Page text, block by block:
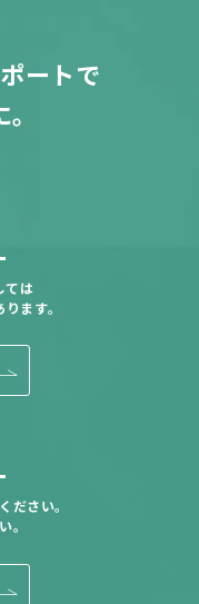
ートで
ては
ます。
ださい。
。